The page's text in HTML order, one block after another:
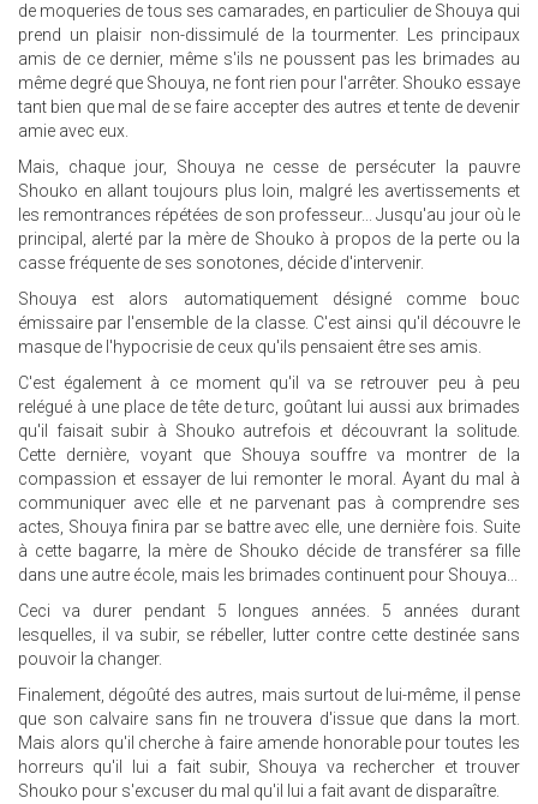
de moqueries de tous ses camarades, en particulier de Shouya qui
prend un plaisir non-dissimulé de la tourmenter. Les principaux
amis de ce dernier, même s'ils ne poussent pas les brimades au
même degré que Shouya, ne font rien pour l'arrêter. Shouko essaye
tant bien que mal de se faire accepter des autres et tente de devenir
amie avec eux.
Mais, chaque jour, Shouya ne cesse de persécuter la pauvre
Shouko en allant toujours plus loin, malgré les avertissements et
les remontrances répétées de son professeur... Jusqu'au jour où le
principal, alerté par la mère de Shouko à propos de la perte ou la
casse fréquente de ses sonotones, décide d'intervenir.
Shouya est alors automatiquement désigné comme bouc
émissaire par l'ensemble de la classe. C'est ainsi qu'il découvre le
masque de l'hypocrisie de ceux qu'ils pensaient être ses amis.
C'est également à ce moment qu'il va se retrouver peu à peu
relégué à une place de tête de turc, goûtant lui aussi aux brimades
qu'il faisait subir à Shouko autrefois et découvrant la solitude.
Cette dernière, voyant que Shouya souffre va montrer de la
compassion et essayer de lui remonter le moral. Ayant du mal à
communiquer avec elle et ne parvenant pas à comprendre ses
actes, Shouya finira par se battre avec elle, une dernière fois. Suite
à cette bagarre, la mère de Shouko décide de transférer sa fille
dans une autre école, mais les brimades continuent pour Shouya...
Ceci va durer pendant 5 longues années. 5 années durant
lesquelles, il va subir, se rébeller, lutter contre cette destinée sans
pouvoir la changer.
Finalement, dégoûté des autres, mais surtout de lui-même, il pense
que son calvaire sans fin ne trouvera d'issue que dans la mort.
Mais alors qu'il cherche à faire amende honorable pour toutes les
horreurs qu'il lui a fait subir, Shouya va rechercher et trouver
Shouko pour s'excuser du mal qu'il lui a fait avant de disparaître.